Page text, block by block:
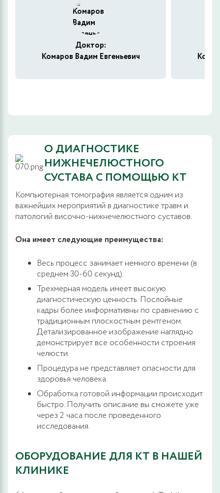
Доктор:
Комаров Вадим Евгеньевич
О ДИАГНОСТИКЕ
НИЖНЕЧЕЛЮСТНОГО
СУСТАВА С ПОМОЩЬЮ КТ
Компьютерная томография является одним из
важнейших мероприятий в диагностике травм и
патологий височно-нижнечелюстного суставов.
Она имеет следующие преимущества:
Весь процесс занимает немного времени (в
среднем 30-60 секунд).
Трехмерная модель имеет высокую
диагностическую ценность. Послойные
кадры более информативны по сравнению с
традиционным плоскостным рентгеном.
Детализированное изображение наглядно
демонстрирует все особенности строения
челюсти.
Процедура не представляет опасности для
здоровья человека.
Обработка готовой информации происходит
быстро. Получить описание вы сможете уже
через 2 часа после проведенного
исследования.
ОБОРУДОВАНИЕ ДЛЯ КТ В НАШЕЙ
КЛИНИКЕ